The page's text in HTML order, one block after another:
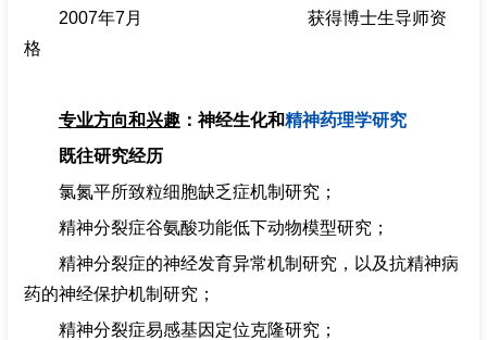
2007年7月
获得博士生导师资
格
专业方向和兴趣：神经生化和精神药理学研究
既往研究经历
氯氮平所致粒细胞缺乏症机制研究；
精神分裂症谷氨酸功能低下动物模型研究；
精神分裂症的神经发育异常机制研究，以及抗精神病
药的神经保护机制研究；
精神分裂症易感基因定位克隆研究；